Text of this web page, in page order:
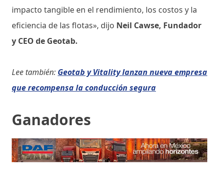
impacto tangible en el rendimiento, los costos y la
eficiencia de las flotas», dijo Neil Cawse, Fundador
y CEO de Geotab.
Lee también: Geotab y Vitality lanzan nueva empresa
que recompensa la conducción segura
Ganadores